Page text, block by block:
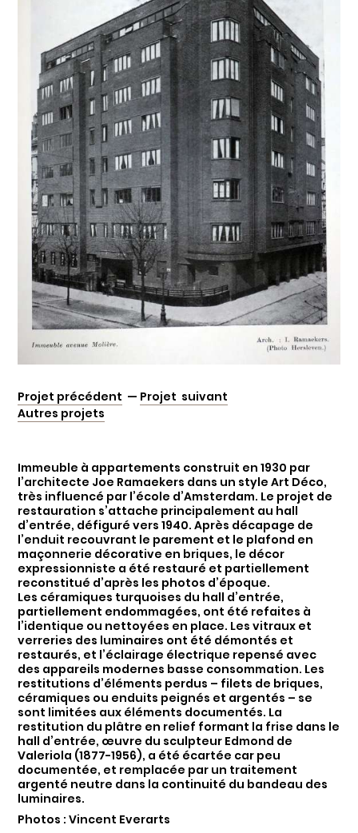
Immeuble à appartements construit en 1930 par
l’architecte Joe Ramaekers dans un style Art Déco,
très influencé par l’école d’Amsterdam. Le projet de
restauration s’attache principalement au hall
d’entrée, défiguré vers 1940. Après décapage de
l’enduit recouvrant le parement et le plafond en
maçonnerie décorative en briques, le décor
expressionniste a été restauré et partiellement
reconstitué d’après les photos d’époque.
Les céramiques turquoises du hall d’entrée,
partiellement endommagées, ont été refaites à
l’identique ou nettoyées en place. Les vitraux et
verreries des luminaires ont été démontés et
restaurés, et l’éclairage électrique repensé avec
des appareils modernes basse consommation. Les
restitutions d’éléments perdus – filets de briques,
céramiques ou enduits peignés et argentés – se
sont limitées aux éléments documentés. La
restitution du plâtre en relief formant la frise dans le
hall d’entrée, œuvre du sculpteur Edmond de
Valeriola (1877-1956), a été écartée car peu
documentée, et remplacée par un traitement
argenté neutre dans la continuité du bandeau des
luminaires.
Photos : Vincent Everarts
Projet précédent — Projet suivant
Autres projets